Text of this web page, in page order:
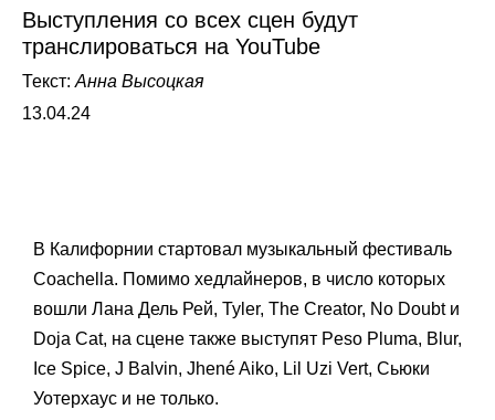
Выступления со всех сцен будут
транслироваться на YouTube
Текст: Анна Высоцкая
13.04.24
В Калифорнии стартовал музыкальный фестиваль
Coachella. Помимо хедлайнеров, в число которых
вошли Лана Дель Рей, Tyler, The Creator, No Doubt и
Doja Cat, на сцене также выступят Peso Pluma, Blur,
Ice Spice, J Balvin, Jhené Aiko, Lil Uzi Vert, Сьюки
Уотерхаус и не только.